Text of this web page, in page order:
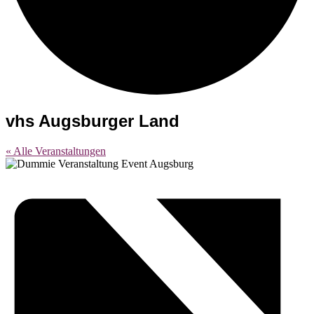
vhs Augsburger Land
« Alle Veranstaltungen